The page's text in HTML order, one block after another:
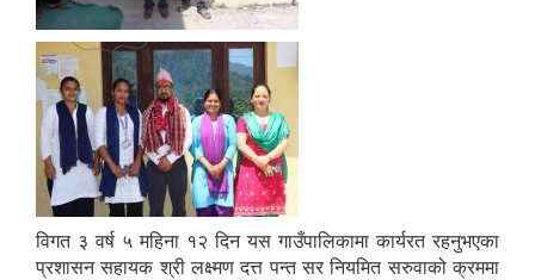
विगत ३ वर्ष ५ महिना १२ दिन यस गाउँपालिकामा कार्यरत रहनुभएका
प्रशासन सहायक श्री लक्ष्मण दत्त पन्त सर नियमित सरुवाको क्रममा